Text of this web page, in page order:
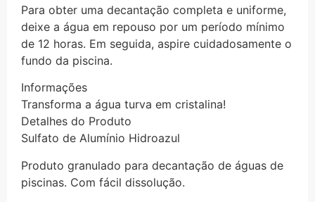
Para obter uma decantação completa e uniforme,
deixe a água em repouso por um período mínimo
de 12 horas. Em seguida, aspire cuidadosamente o
fundo da piscina.
Informações
Transforma a água turva em cristalina!
Detalhes do Produto
Sulfato de Alumínio Hidroazul
Produto granulado para decantação de águas de
piscinas. Com fácil dissolução.